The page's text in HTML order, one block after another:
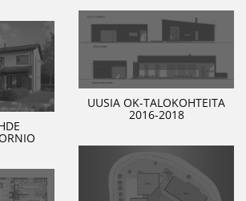
UUSIA OK-TALOKOHTEITA
2016-2018